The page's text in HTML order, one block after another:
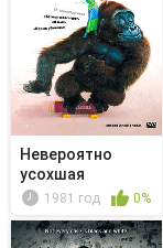
Невероятно
усохшая
женщина
1981 год 0%